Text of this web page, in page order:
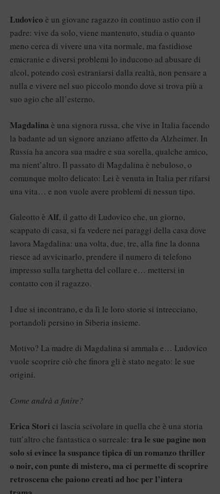
Ludovico è un giovane ragazzo in continuo astio con il
padre: vive da solo, viene mantenuto, studia o quanto
meno cerca di vivere una vita normale, ma fastidiose
emicranie e diversi problemi lo inducono ad abusare di
alcol, potendo così estraniarsi dalla realtà, non pensare a
nulla e vivere nel suo piccolo mondo dove si trova più a
suo agio che all’esterno.
Magdalina è una signora russa, che vive in Italia facendo
la badante ad un signore anziano affetto da Alzheimer. In
Russia ha ancora sua madre e sua sorella, qualche amico,
ma nient’altro. Il passato di Magdalina è nebuloso, o
comunque molto delicato: Lei è venuta in Italia per rifarsi
una vita… e non vuole avere problemi di nessun tipo.
Galeotto è Alf, il gatto di Ludovico che, un giorno,
scappato di casa, si fa vedere nei paraggi della casa dove
lavora Magdalina: una volta, due, tre, alla fine la donna
riesce ad avvicinarlo, prendere il numero di telefono
impresso sulla targhetta del collare e… mettersi in
contatto con il ragazzo.
I due si incontrano, e da lì le loro storie si intrecciano,
portandoli persino in Siberia insieme.
Motivo? La madre di Magdalina si ammala e… Ludovico
vuole scoprire ciò che finora gli è stato negato: le sue
origini.
Come andrà a finire?
Erica Stori ci lascia scivolare in quella che è una storia
tutt’altro che fantastica o surreale: tra le sue pagine non
solo si evince la suspance tipica di un romanzo thriller
o noir, con punte di mistero, ma ci permette di scoprire
retroscena che paiono creati ad hoc per l’intera